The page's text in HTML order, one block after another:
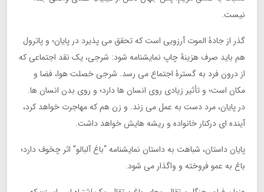
نیست.
گذر از جادۀ الموت آرزویی است که تحقق می پذیرد در پایان؛ و پاترول
هم باید صرف هزینۀ چاپ نمایشنامه شود: شرجی، یک نقد اجتماعی که
از درون فرد به گسترۀ اجتماع می رسد. شرجی خصلت هوا، فضا و
مکان است؛ و تأثیر زیادی روی انسان ها دارد؛ و روی بدن انسان ها.
در پایان، مرد دست به عمل می زند. و زن هم که مهاجرت خواهد کرد،
آینده ای درکنار خانواده و ریشه هایش خواهد داشت.
پایان داستان، شباهت به داستان نمایشنامه “باغ آلبالو” اثر چخوف دارد؛
باغ به عمو فروخته و واگذار می شود.